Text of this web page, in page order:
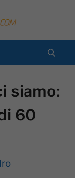
siamo:
60